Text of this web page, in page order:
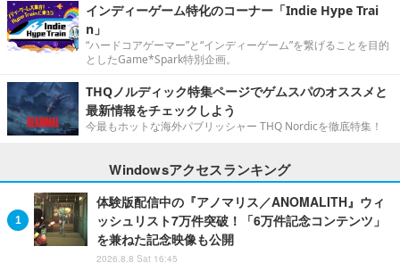
インディーゲーム特化のコーナー「Indie Hype Trai
n」
“ハードコアゲーマー”と“インディーゲーム”を繋げることを目的
としたGame*Spark特別企画。
THQノルディック特集ページでゲムスパのオススメと
最新情報をチェックしよう
今最もホットな海外パブリッシャー THQ Nordicを徹底特集！
Windowsアクセスランキング
体験版配信中の『アノマリス／ANOMALITH』ウィ
ッシュリスト7万件突破！「6万件記念コンテンツ」
を兼ねた記念映像も公開
2026.8.8 Sat 16:45